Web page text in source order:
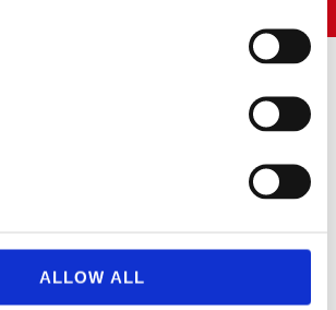
ALLOW ALL
AL BOLETÍN
nuestro boletín de noticias para recibir las
empty.